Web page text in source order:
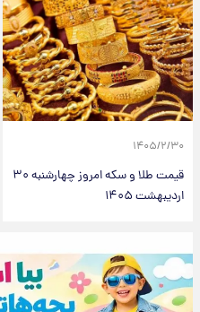
۱۴۰۵/۲/۳۰
قیمت طلا و سکه امروز‌ چهارشنبه ۳۰
اردیبهشت ۱۴۰۵